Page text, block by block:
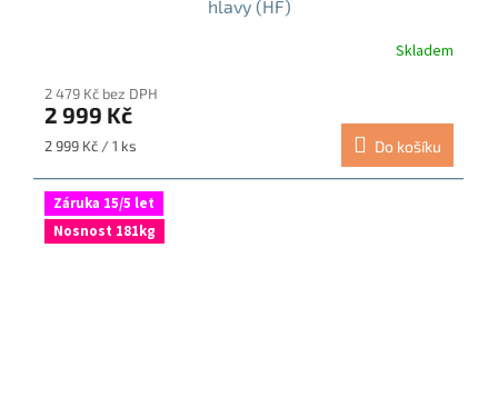
hlavy (HF)
Skladem
2 479 Kč bez DPH
2 999 Kč
Měrná
2 999 Kč / 1 ks Do košíku
Záruka 15/5 let
Nosnost 181kg